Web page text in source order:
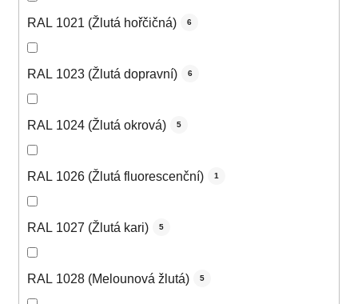
RAL 1021 (Žlutá hořčičná) 6
RAL 1023 (Žlutá dopravní) 6
RAL 1024 (Žlutá okrová) 5
RAL 1026 (Žlutá fluorescenční) 1
RAL 1027 (Žlutá kari) 5
RAL 1028 (Melounová žlutá) 5